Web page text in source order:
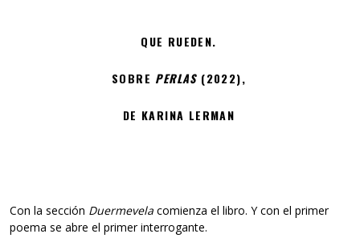
QUE RUEDEN.
SOBRE PERLAS(2022),
DE KARINA LERMAN
Con la sección Duermevela comienza el libro. Y con el primer
poema se abre el primer interrogante.